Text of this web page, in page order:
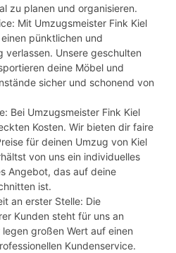
zu planen und organisieren.
Mit Umzugsmeister Fink Kiel
pünktlichen und
verlassen. Unsere geschulten
deine Möbel und
sicher und schonend von
Bei Umzugsmeister Fink Kiel
Kosten. Wir bieten dir faire
für deinen Umzug von Kiel
von uns ein individuelles
Angebot, das auf deine
ist.
an erster Stelle: Die
Kunden steht für uns an
großen Wert auf einen
Kundenservice.